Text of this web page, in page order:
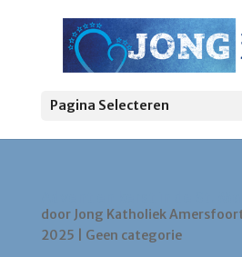
Pagina Selecteren
door Jong Katholiek
2025
Geen categorie